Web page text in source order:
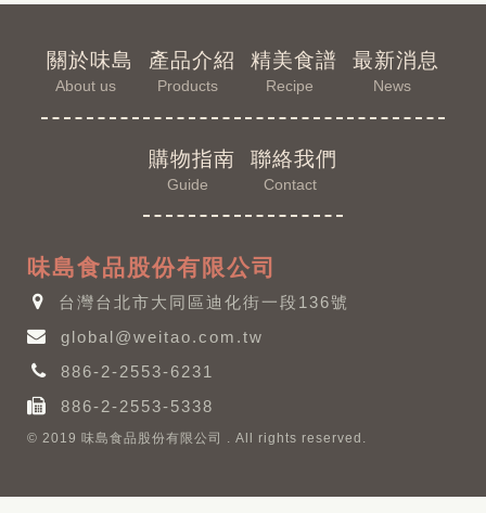
關於味島
About us
產品介紹
Products
精美食譜
Recipe
最新消息
News
購物指南
Guide
聯絡我們
Contact
味島食品股份有限公司
台灣台北市大同區迪化街一段136號
global@weitao.com.tw
886-2-2553-6231
886-2-2553-5338
© 2019 味島食品股份有限公司 . All rights reserved.